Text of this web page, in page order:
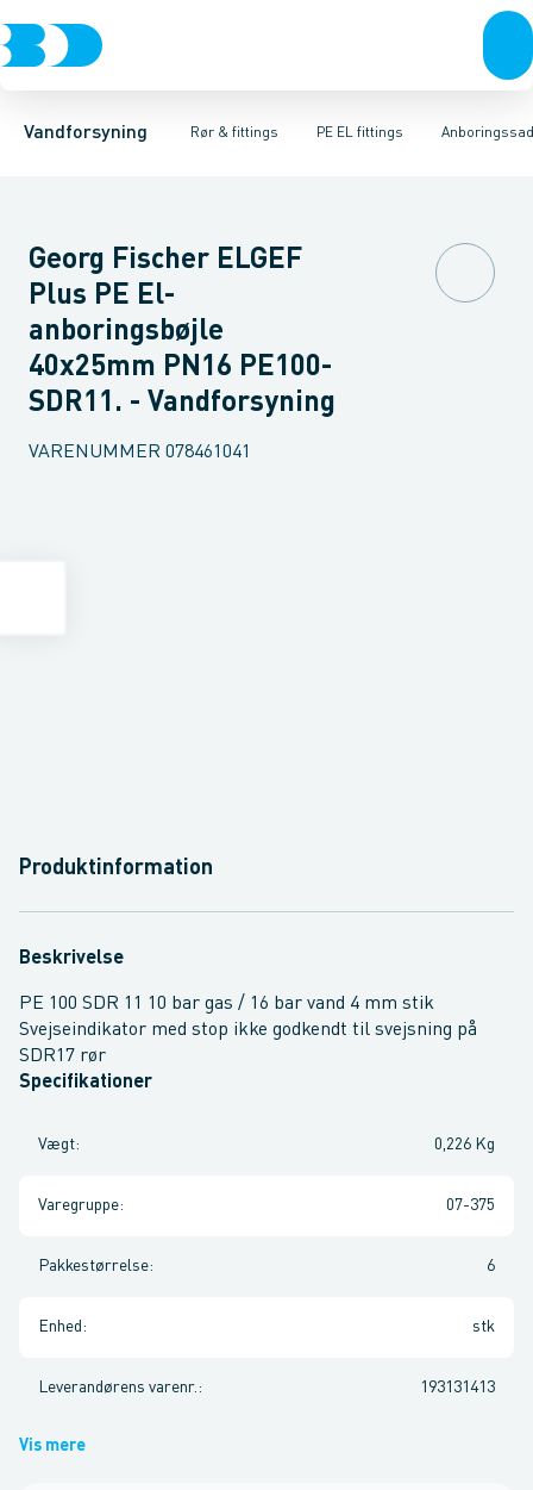
Vandforsyning Rør & fittings
Rør & fittingsKoblinger & anboringerMuffer, klemmer &
PE EL fittings
PE rørPE EL fittingsPE fittings Duktiljern fittings
VinklerT-stykker SvejsemufferReduktionerAnboringssadler-
Georg Fischer ELGEF
Plus PE El-
anboringsbøjle
40x25mm PN16 PE100-
SDR11. - Vandforsyning
VARENUMMER 078461041
Produktinformation
Beskrivelse
PE 100 SDR 11 10 bar gas / 16 bar vand 4 mm stik
Svejseindikator med stop ikke godkendt til svejsning på
SDR17 rør
Specifikationer
Vægt: 0,226 Kg
Varegruppe: 07-375
Pakkestørrelse: 6
Enhed : stk
Leverandørens varenr. : 193131413
Vis mere